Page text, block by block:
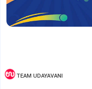
TEAM UDAYAVANI